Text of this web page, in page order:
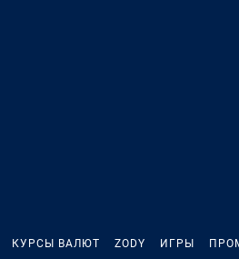
КУРСЫ ВАЛЮТ ZODY ИГРЫ